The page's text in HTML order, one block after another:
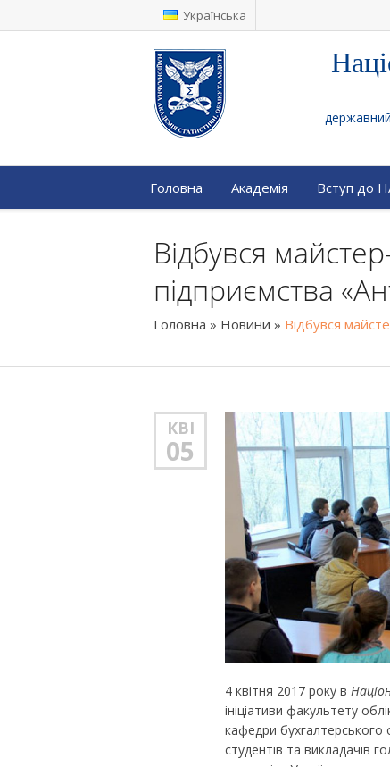
Українська
державний
Головна Академія Вступ до
Відбувся
підприємства
Головна » Новини » Відбувся
КВІ
05
4 квітня 2017 року в
ініціативи факультету
кафедри бухгалтерського
студентів та викладачів